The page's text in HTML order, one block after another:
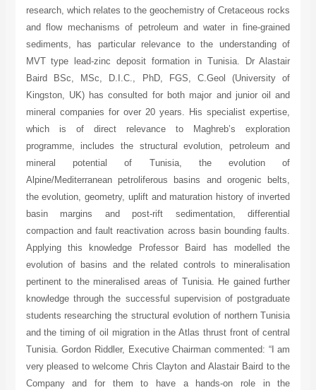
research, which relates to the geochemistry of Cretaceous rocks
and flow mechanisms of petroleum and water in fine-grained
sediments, has particular relevance to the understanding of
MVT type lead-zinc deposit formation in Tunisia. Dr Alastair
Baird BSc, MSc, D.I.C., PhD, FGS, C.Geol (University of
Kingston, UK) has consulted for both major and junior oil and
mineral companies for over 20 years. His specialist expertise,
which is of direct relevance to Maghreb’s exploration
programme, includes the structural evolution, petroleum and
mineral potential of Tunisia, the evolution of
Alpine/Mediterranean petroliferous basins and orogenic belts,
the evolution, geometry, uplift and maturation history of inverted
basin margins and post-rift sedimentation, differential
compaction and fault reactivation across basin bounding faults.
Applying this knowledge Professor Baird has modelled the
evolution of basins and the related controls to mineralisation
pertinent to the mineralised areas of Tunisia. He gained further
knowledge through the successful supervision of postgraduate
students researching the structural evolution of northern Tunisia
and the timing of oil migration in the Atlas thrust front of central
Tunisia. Gordon Riddler, Executive Chairman commented: “I am
very pleased to welcome Chris Clayton and Alastair Baird to the
Company and for them to have a hands-on role in the